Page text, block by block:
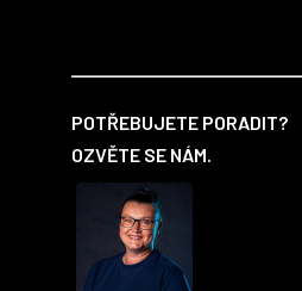
POTŘEBUJETE PORADIT?
OZVĚTE SE NÁM.